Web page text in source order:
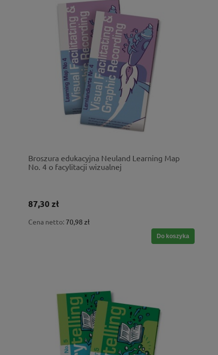
Broszura edukacyjna Neuland Learning Map
No. 4 o facylitacji wizualnej
87,30 zł
Cena netto: 70,98 zł
Do koszyka